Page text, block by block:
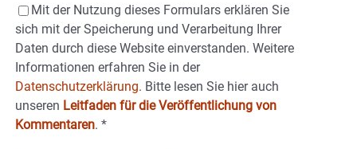
Mit der Nutzung dieses Formulars erklären Sie
sich mit der Speicherung und Verarbeitung Ihrer
Daten durch diese Website einverstanden. Weitere
Informationen erfahren Sie in der
Datenschutzerklärung. Bitte lesen Sie hier auch
unseren Leitfaden für die Veröffentlichung von
Kommentaren. *